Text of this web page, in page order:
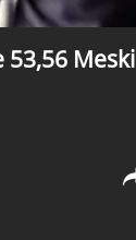
53,56 Meski